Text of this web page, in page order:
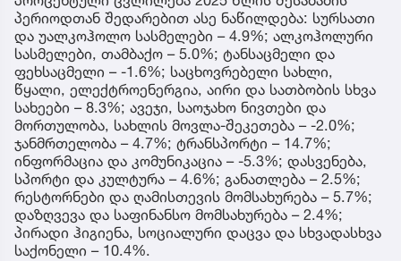
პერიოდთან შედარებით ასე ნაწილდება: სურსათი
და უალკოჰოლო სასმელები – 4.9%; ალკოჰოლური
სასმელები, თამბაქო – 5.0%; ტანსაცმელი და
ფეხსაცმელი – -1.6%; საცხოვრებელი სახლი,
წყალი, ელექტროენერგია, აირი და სათბობის სხვა
სახეები – 8.3%; ავეჯი, საოჯახო ნივთები და
მორთულობა, სახლის მოვლა-შეკეთება – -2.0%;
ჯანმრთელობა – 4.7%; ტრანსპორტი – 14.7%;
ინფორმაცია და კომუნიკაცია – -5.3%; დასვენება,
სპორტი და კულტურა – 4.6%; განათლება – 2.5%;
რესტორნები და ღამისთევის მომსახურება – 5.7%;
დაზღვევა და საფინანსო მომსახურება – 2.4%;
პირადი ჰიგიენა, სოციალური დაცვა და სხვადასხვა
საქონელი – 10.4%.